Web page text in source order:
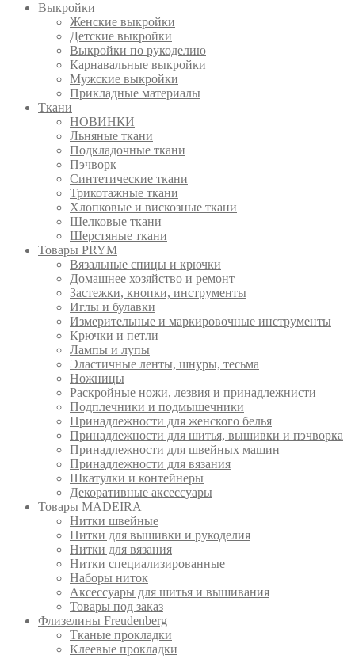
Выкройки
Женские выкройки
Детские выкройки
Выкройки по рукоделию
Карнавальные выкройки
Мужские выкройки
Прикладные материалы
Ткани
НОВИНКИ
Льняные ткани
Подкладочные ткани
Пэчворк
Синтетические ткани
Трикотажные ткани
Хлопковые и вискозные ткани
Шелковые ткани
Шерстяные ткани
Товары PRYM
Вязальные спицы и крючки
Домашнее хозяйство и ремонт
Застежки, кнопки, инструменты
Иглы и булавки
Измерительные и маркировочные инструменты
Крючки и петли
Лампы и лупы
Эластичные ленты, шнуры, тесьма
Ножницы
Раскройные ножи, лезвия и принадлежнисти
Подплечники и подмышечники
Принадлежности для женского белья
Принадлежности для шитья, вышивки и пэчворка
Принадлежности для швейных машин
Принадлежности для вязания
Шкатулки и контейнеры
Декоративные аксессуары
Товары MADEIRA
Нитки швейные
Нитки для вышивки и рукоделия
Нитки для вязания
Нитки специализированные
Наборы ниток
Аксессуары для шитья и вышивания
Товары под заказ
Флизелины Freudenberg
Тканые прокладки
Клеевые прокладки